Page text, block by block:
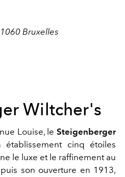
Bruxelles
Wiltcher's
Louise, le Steigenberger
établissement cinq étoiles
le luxe et le raffinement au
son ouverture en 1913,